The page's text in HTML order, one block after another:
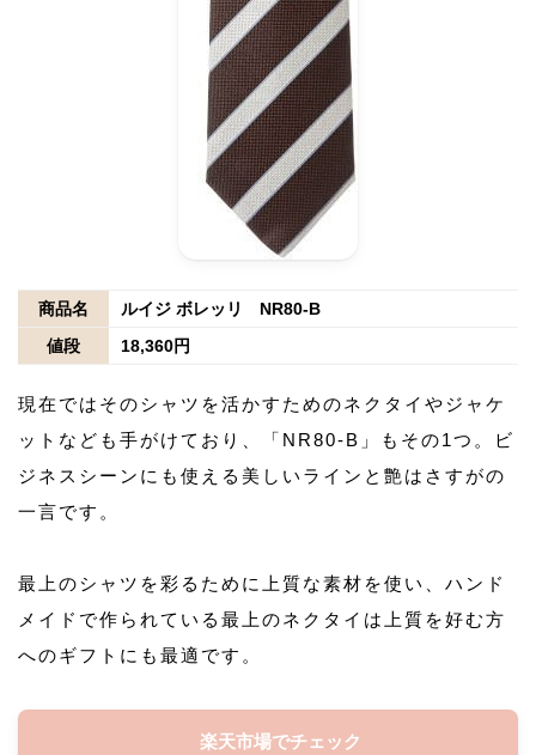
商品名
ルイジ ボレッリ NR80-B
値段
18,360円
現在ではそのシャツを活かすためのネクタイやジャケ
ットなども手がけており、「NR80-B」もその1つ。ビ
ジネスシーンにも使える美しいラインと艶はさすがの
一言です。
最上のシャツを彩るために上質な素材を使い、ハンド
メイドで作られている最上のネクタイは上質を好む方
へのギフトにも最適です。
楽天市場でチェック